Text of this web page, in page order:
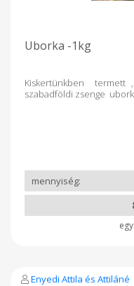
Uborka -1kg
Kiskertünkben termett
szabadföldi zsenge
Enyedi Attila és Attiláné